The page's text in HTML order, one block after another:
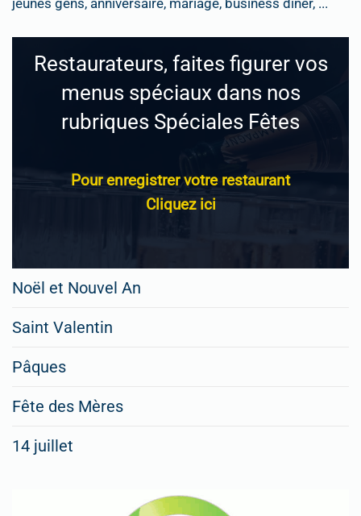
jeunes gens, anniversaire, mariage, business dîner, ...
Restaurateurs, faites figurer vos
menus spéciaux dans nos
rubriques Spéciales Fêtes
Pour enregistrer votre restaurant
Cliquez ici
Noël et Nouvel An
Saint Valentin
Pâques
Fête des Mères
14 juillet